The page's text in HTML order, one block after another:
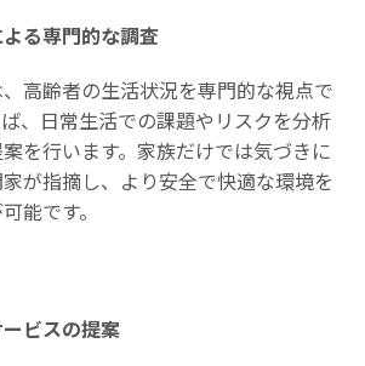
る専門的な調査
高齢者の生活状況を専門的な視点で
、日常生活での課題やリスクを分析
を行います。家族だけでは気づきに
が指摘し、より安全で快適な環境を
能です。
ビスの提案